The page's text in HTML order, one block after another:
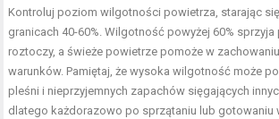
Kontroluj poziom wilgotności powietrza, starając
granicach 40-60%. Wilgotność powyżej 60%
roztoczy, a świeże powietrze pomoże w
warunków. Pamiętaj, że wysoka wilgotność może
pleśni i nieprzyjemnych zapachów sięgających
dlatego każdorazowo po sprzątaniu lub gotowaniu